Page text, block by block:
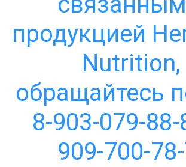
продукцией
Nutrition,
обращайтесь
8-903-079-88-
909-700-